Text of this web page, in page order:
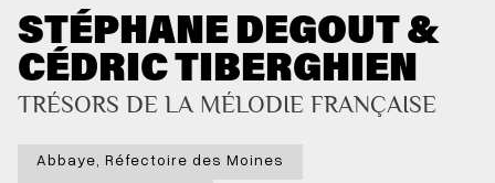
STÉPHANE DEGOUT &
CÉDRIC TIBERGHIEN
TRÉSORS DE LA MÉLODIE FRANÇAISE
Abbaye, Réfectoire des Moines